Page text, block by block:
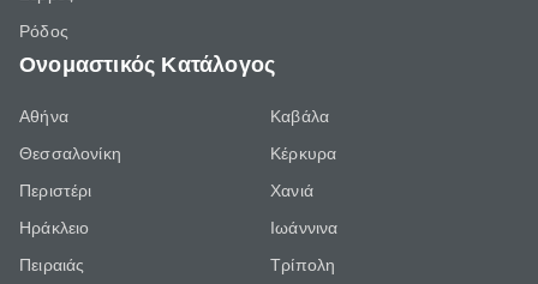
Ρόδος
Ονομαστικός Κατάλογος
Αθήνα
Θεσσαλονίκη
Περιστέρι
Ηράκλειο
Πειραιάς
Καβάλα
Κέρκυρα
Χανιά
Ιωάννινα
Τρίπολη